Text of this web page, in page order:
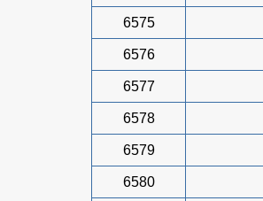
6575
6576
6577
6578
6579
6580